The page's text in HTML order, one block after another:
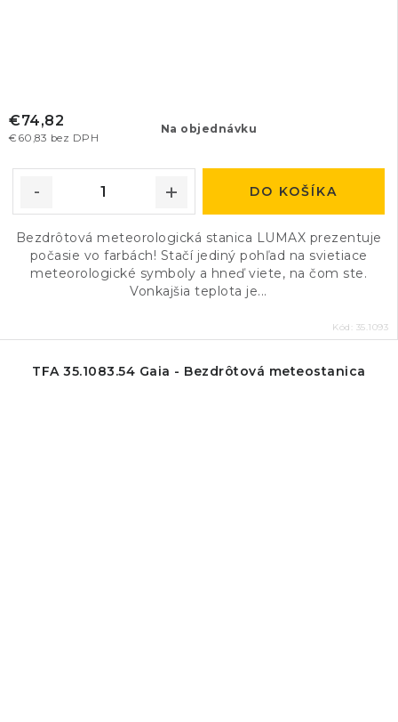
Na objednávku
€60,83 bez DPH
€74,82
DO KOŠÍKA
Bezdrôtová meteorologická stanica LUMAX prezentuje
počasie vo farbách! Stačí jediný pohľad na svietiace
meteorologické symboly a hneď viete, na čom ste.
Vonkajšia teplota je...
Kód: 35.1093
TFA 35.1083.54 Gaia - Bezdrôtová meteostanica